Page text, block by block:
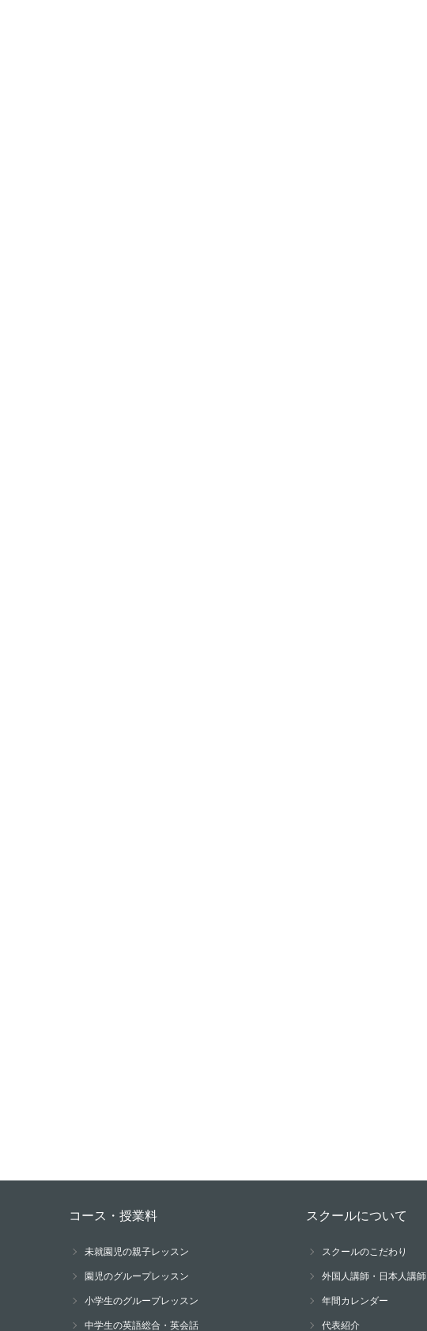
コース・授業料
未就園児の親子レッスン
園児のグループレッスン
小学生のグループレッスン
中学生の英語総合・英会話
スクールについて
スクールのこだわり
外国人講師・日本人講師
年間カレンダー
代表紹介